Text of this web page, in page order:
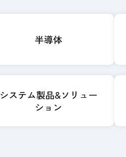
半導体
システム製品&ソリュー
ション